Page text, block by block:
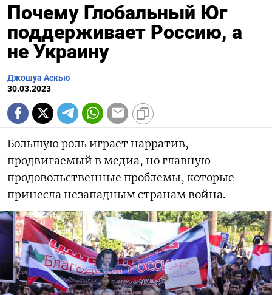
Почему Глобальный Юг
поддерживает Россию, а
не Украину
Джошуа Аскью
30.03.2023
Большую роль играет нарратив,
продвигаемый в медиа, но главную —
продовольственные проблемы, которые
принесла незападным странам война.